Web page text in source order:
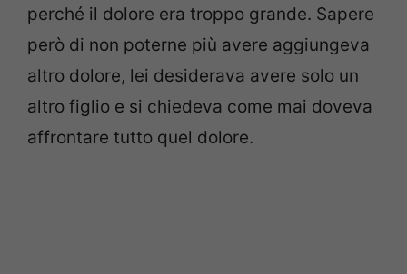
perché il dolore era troppo grande. Sapere
però di non poterne più avere aggiungeva
altro dolore, lei desiderava avere solo un
altro figlio e si chiedeva come mai doveva
affrontare tutto quel dolore.